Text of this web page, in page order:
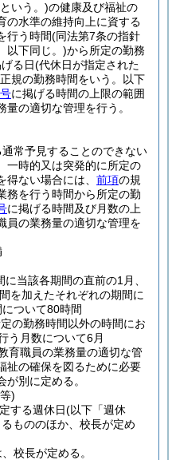
いう。)の健康及び福祉の
の水準の維持向上に資する
行う時間(同法第7条の指針
以下同じ。)から所定の勤務
る日(代休日が指定された
規の勤務時間をいう。以下
に掲げる時間の上限の範囲
の適切な管理を行う。
常予見することのできない
一時的又は突発的に所定の
ない場合には、 前項の規
務を行う時間から所定の勤
に掲げる時間及び月数の上
員の業務量の適切な管理を
当該各期間の直前の1月、
を加えたそれぞれの期間に
ついて80時間
の勤務時間以外の時間にお
う月数について6月
育職員の業務量の適切な管
祉の確保を図るために必要
別に定める。
)
する週休日(以下「週休
もののほか、校長が定め
校長が定める。